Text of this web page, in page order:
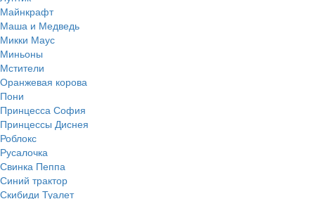
Майнкрафт
Маша и Медведь
Микки Маус
Миньоны
Мстители
Оранжевая корова
Пони
Принцесса София
Принцессы Диснея
Роблокс
Русалочка
Свинка Пеппа
Синий трактор
Скибиди Туалет